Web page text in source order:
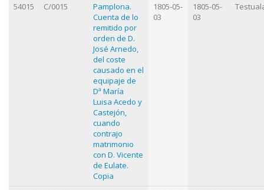
54015 C/0015
Pamplona.
Cuenta de lo
remitido por
orden de D.
José Arnedo,
del coste
causado en el
equipaje de
Dª María
Luisa Acedo y
Castejón,
cuando
contrajo
matrimonio
con D. Vicente
de Eulate.
Copia
1805-05-
03
1805-05-
03